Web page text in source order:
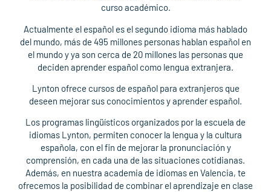
curso académico.
Actualmente el español es el segundo idioma más hablado
del mundo, más de 495 millones personas hablan español en
el mundo y ya son cerca de 20 millones las personas que
deciden aprender español como lengua extranjera.
Lynton ofrece cursos de español para extranjeros que
deseen mejorar sus conocimientos y aprender español.
Los programas lingüísticos organizados por la escuela de
idiomas Lynton, permiten conocer la lengua y la cultura
española, con el fin de mejorar la pronunciación y
comprensión, en cada una de las situaciones cotidianas.
Además, en nuestra academia de idiomas en Valencia, te
ofrecemos la posibilidad de combinar el aprendizaje en clase